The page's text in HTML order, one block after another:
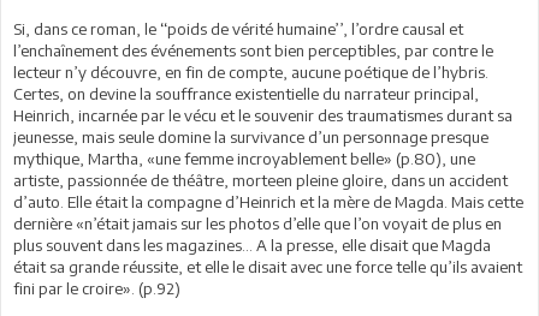
Si, dans ce roman, le ‘‘poids de vérité humaine’’, l’ordre causal et
l’enchaînement des événements sont bien perceptibles, par contre le
lecteur n’y découvre, en fin de compte, aucune poétique de l’hybris.
Certes, on devine la souffrance existentielle du narrateur principal,
Heinrich, incarnée par le vécu et le souvenir des traumatismes durant sa
jeunesse, mais seule domine la survivance d’un personnage presque
mythique, Martha, «une femme incroyablement belle» (p.80), une
artiste, passionnée de théâtre, morteen pleine gloire, dans un accident
d’auto. Elle était la compagne d’Heinrich et la mère de Magda. Mais cette
dernière «n’était jamais sur les photos d’elle que l’on voyait de plus en
plus souvent dans les magazines… A la presse, elle disait que Magda
était sa grande réussite, et elle le disait avec une force telle qu’ils avaient
fini par le croire». (p.92)